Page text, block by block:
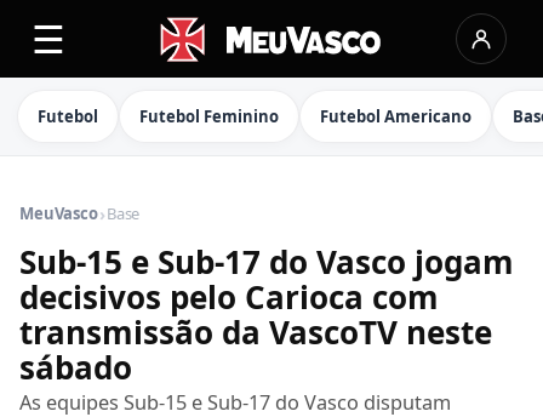
☰
Futebol Futebol Feminino Futebol Americano
MeuVasco›Base
Sub-15 e Sub-17 do Vasco jogam
decisivos pelo Carioca com
transmissão da VascoTV neste
sábado
As equipes Sub-15 e Sub-17 do Vasco disputam